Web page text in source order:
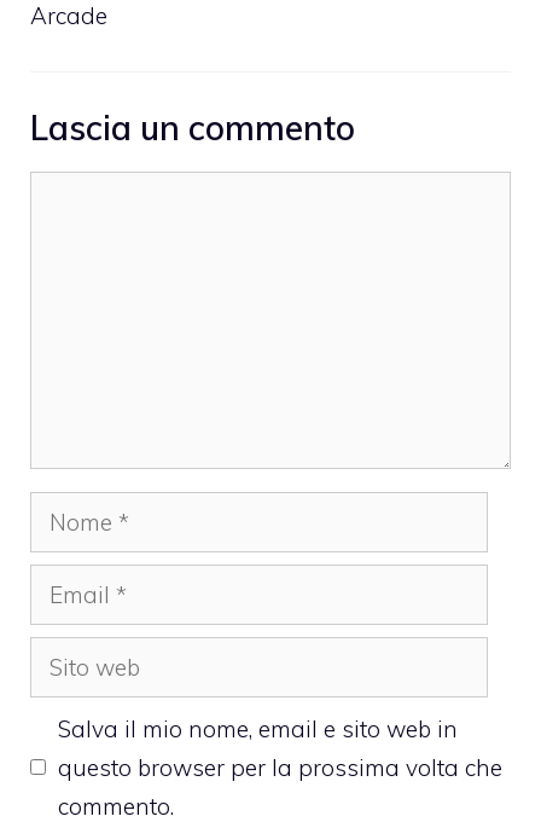
Arcade
Lascia un commento
Nome
Email
Sito
web
Salva il mio nome, email e sito web in
questo browser per la prossima volta che
commento.